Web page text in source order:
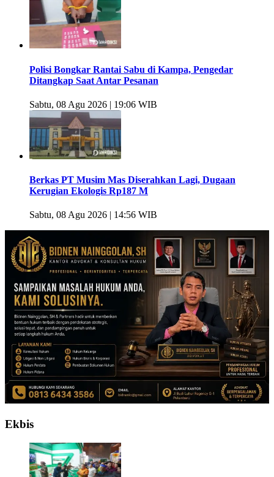
Polisi Bongkar Rantai Sabu di Kampa, Pengedar
Ditangkap Saat Antar Pesanan
Sabtu, 08 Agu 2026 | 19:06 WIB
Berkas PT Musim Mas Diserahkan Lagi, Dugaan
Kerugian Ekologis Rp187 M
Sabtu, 08 Agu 2026 | 14:56 WIB
Ekbis